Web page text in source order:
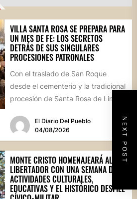
NEXT POST
VILLA SANTA ROSA SE PREPARA PARA
UN MES DE FE: LOS SECRETOS
DETRÁS DE SUS SINGULARES
PROCESIONES PATRONALES
Con el traslado de San Roque
desde el cementerio y la tradicional
procesión de Santa Rosa de Lima,
El Diario Del Pueblo
04/08/2026
MONTE CRISTO HOMENAJEARÁ AL
LIBERTADOR CON UNA SEMANA DE
ACTIVIDADES CULTURALES,
EDUCATIVAS Y EL HISTÓRICO DESFILE